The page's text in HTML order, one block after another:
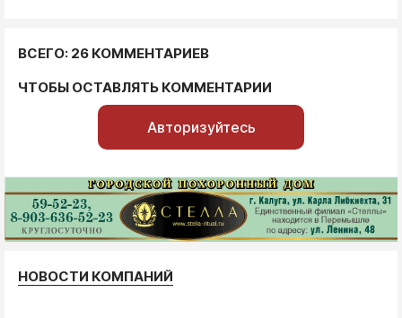
ВСЕГО: 26 КОММЕНТАРИЕВ
ЧТОБЫ ОСТАВЛЯТЬ КОММЕНТАРИИ
Авторизуйтесь
НОВОСТИ КОМПАНИЙ